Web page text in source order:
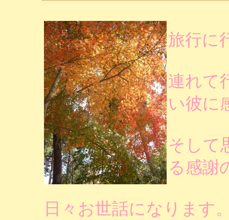
旅行に
連れて
い彼に
そして
る感謝
日々お世話になります